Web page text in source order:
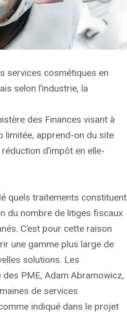
services cosmétiques en
selon l’industrie, la
des Finances visant à
limitée, apprend-on du site
d’impôt en elle-
quels traitements constituent
du nombre de litiges fiscaux
C’est pour cette raison
une gamme plus large de
solutions. Les
PME, Adam Abramowicz,
de services
indiqué dans le projet